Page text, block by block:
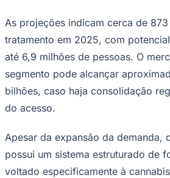
As projeções indicam cerca de
tratamento em 2025, com
até 6,9 milhões de pessoas. O
segmento pode alcançar
bilhões, caso haja consolidação
do acesso.
Apesar da expansão da demanda,
possui um sistema estruturado de
voltado especificamente à